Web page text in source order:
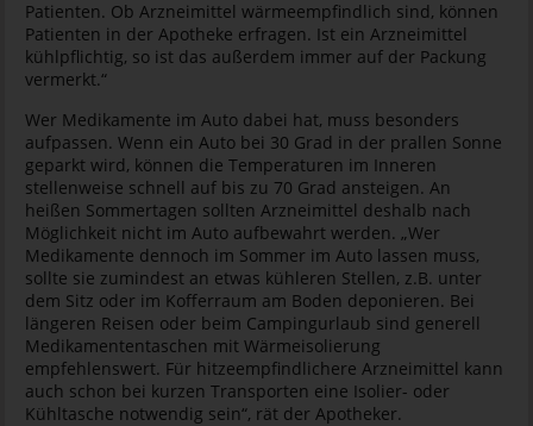
Patienten. Ob Arzneimittel wärmeempfindlich sind, können
Patienten in der Apotheke erfragen. Ist ein Arzneimittel
kühlpflichtig, so ist das außerdem immer auf der Packung
vermerkt.“
Wer Medikamente im Auto dabei hat, muss besonders
aufpassen. Wenn ein Auto bei 30 Grad in der prallen Sonne
geparkt wird, können die Temperaturen im Inneren
stellenweise schnell auf bis zu 70 Grad ansteigen. An
heißen Sommertagen sollten Arzneimittel deshalb nach
Möglichkeit nicht im Auto aufbewahrt werden. „Wer
Medikamente dennoch im Sommer im Auto lassen muss,
sollte sie zumindest an etwas kühleren Stellen, z.B. unter
dem Sitz oder im Kofferraum am Boden deponieren. Bei
längeren Reisen oder beim Campingurlaub sind generell
Medikamententaschen mit Wärmeisolierung
empfehlenswert. Für hitzeempfindlichere Arzneimittel kann
auch schon bei kurzen Transporten eine Isolier- oder
Kühltasche notwendig sein“, rät der Apotheker.